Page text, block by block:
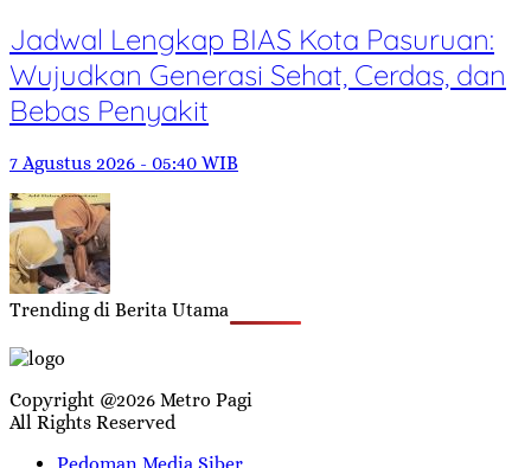
Jadwal Lengkap BIAS Kota Pasuruan:
Wujudkan Generasi Sehat, Cerdas, dan
Bebas Penyakit
7 Agustus 2026 - 05:40 WIB
Trending di Berita Utama
Copyright @2026 Metro Pagi
All Rights Reserved